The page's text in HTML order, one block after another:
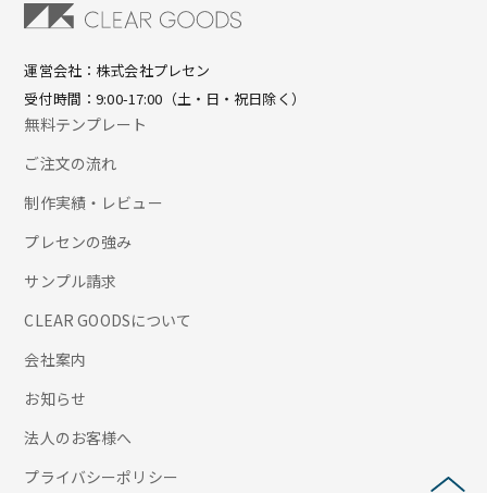
運営会社：株式会社プレセン
受付時間：9:00-17:00（土・日・祝日除く）
無料テンプレート
ご注文の流れ
制作実績・レビュー
プレセンの強み
サンプル請求
CLEAR GOODSについて
会社案内
お知らせ
法人のお客様へ
プライバシーポリシー